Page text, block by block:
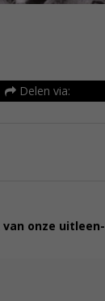
Delen via:
onze